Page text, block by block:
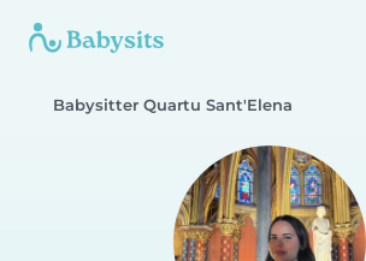
Babysitter Quartu Sant'Elena